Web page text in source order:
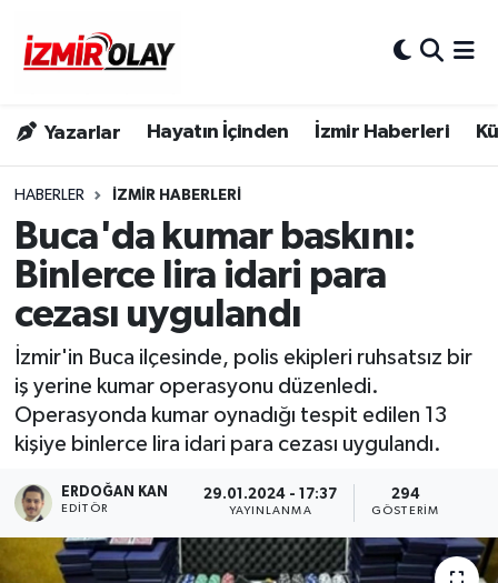
Yazarlar Hayatın İçinden İzmir Haberleri
HABERLER İZMIR HABERLERI
Buca'da kumar baskını:
Binlerce lira idari para
cezası uygulandı
İzmir'in Buca ilçesinde, polis ekipleri ruhsatsız bir
iş yerine kumar operasyonu düzenledi.
Operasyonda kumar oynadığı tespit edilen 13
kişiye binlerce lira idari para cezası uygulandı.
ERDOĞAN KAN
EDITÖR
29.01.2024 - 17:37
YAYINLANMA
294
GÖSTERIM
Konak Trafik Yoğunluk Haritası
Süper Lig Puan Durumu ve Fikstür
Tüm Manşetler
Son Dakika Haberleri
Haber Arşivi